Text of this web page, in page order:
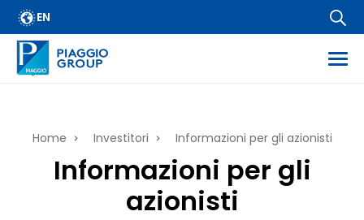
EN
Briciole
Home Investitori Informazioni per gli azionisti
Informazioni per gli
azionisti
regolamentate
Calendario finanziario
IR Policy